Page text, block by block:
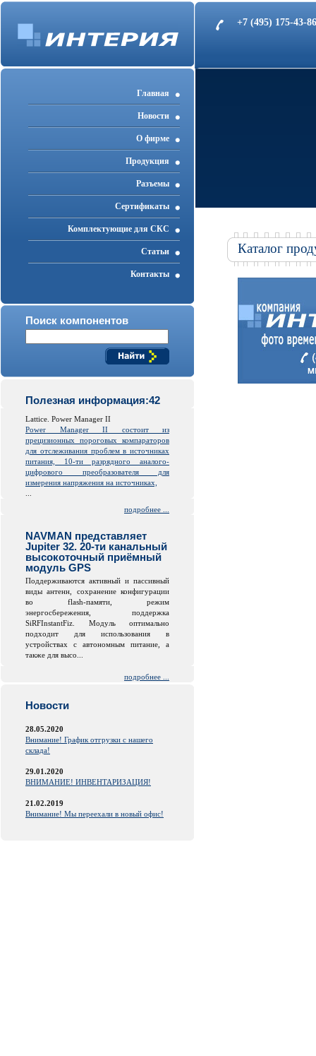
+7 (495) 175-43-
Главная
Новости
О фирме
Продукция
Разъемы
Cертификаты
Комплектующие для СКС
Статьи
Контакты
Поиск компонентов
Полезная информация:42
Lattice. Power Manager II
Power Manager II состоит из
прецизионных пороговых компараторов
для отслеживания проблем в источниках
питания, 10-ти разрядного аналого-
цифрового преобразователя для
измерения напряжения на источниках,
подробнее ...
NAVMAN представляет
Jupiter 32. 20-ти канальный
высокоточный приёмный
модуль GPS
Поддерживаются активный и пассивный
виды антенн, сохранение конфигурации
во flash-памяти, режим
энергосбережения, поддержка
SiRFInstantFiz. Модуль оптимально
подходит для использования в
устройствах с автономным питание, а
также для высо...
подробнее ...
Новости
28.05.2020
Внимание! График отгрузки с нашего
склада!
29.01.2020
ВНИМАНИЕ! ИНВЕНТАРИЗАЦИЯ!
21.02.2019
Внимание! Мы переехали в новый офис!
Каталог